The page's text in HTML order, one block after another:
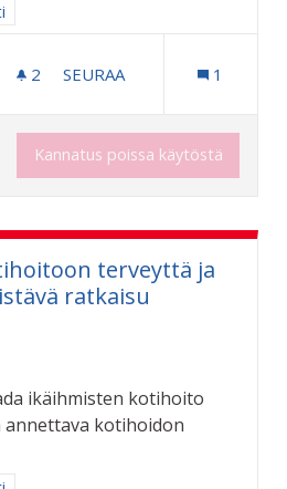
mukaan: Terveys ja hyvinvointi
2 2 SEURAAJAA
SEURAA 1
Kannatus poissa käytöstä
terveyttä ja
ratkaisu
ikäihmisten kotihoito
kotihoidon